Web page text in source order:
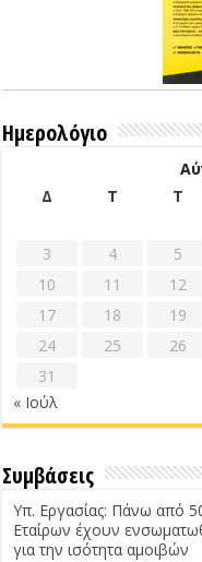
Ημερολόγιο
Δ
Τ Τ
3
4 5
10
11 12
17
18 19
24
25 26
31
« Ιούλ
Συμβάσεις
Υπ. Εργασίας: Πάνω από
Εταίρων έχουν
για την ισότητα αμοιβών